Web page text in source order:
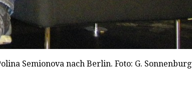
Semionova nach Berlin. Foto: G. Sonnenburg